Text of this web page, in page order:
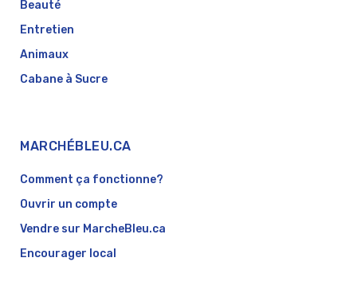
Beauté
Entretien
Animaux
Cabane à Sucre
MARCHÉBLEU.CA
Comment ça fonctionne?
Ouvrir un compte
Vendre sur MarcheBleu.ca
Encourager local